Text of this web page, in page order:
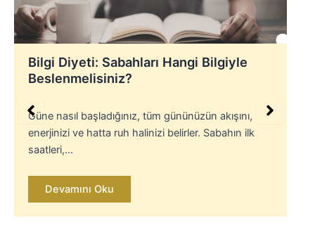
Bilgi Diyeti: Sabahları Hangi Bilgiyle
Beslenmelisiniz?
Güne nasıl başladığınız, tüm gününüzün akışını,
enerjinizi ve hatta ruh halinizi belirler. Sabahın ilk
saatleri,…
Devamını Oku